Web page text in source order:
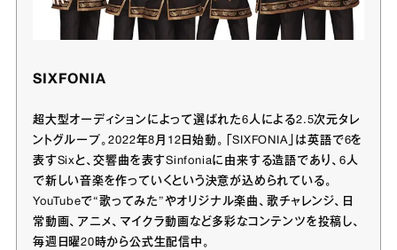
SIXFONIA
超大型オーディションによって選ばれた6人による2.5次元タレ
ントグループ。2022年8月12日始動。「SIXFONIA」は英語で6を
表すSixと、交響曲を表すSinfoniaに由来する造語であり、6人
で新しい音楽を作っていくという決意が込められている。
YouTubeで“歌ってみた”やオリジナル楽曲、歌チャレンジ、日
常動画、アニメ、マイクラ動画など多彩なコンテンツを投稿し、
毎週日曜20時から公式生配信中。